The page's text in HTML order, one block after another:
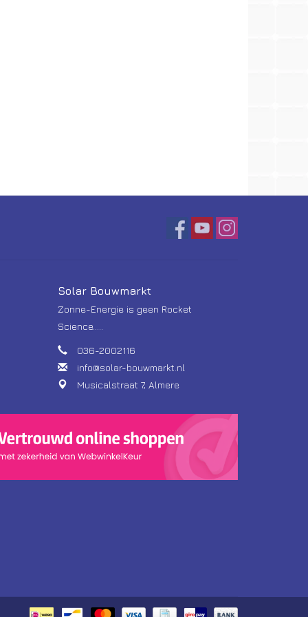
Solar Bouwmarkt
Zonne-Energie is geen Rocket
Science.....
036-2002116
info@solar-bouwmarkt.nl
Musicalstraat 7, Almere